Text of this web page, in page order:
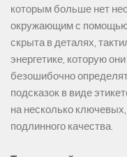
которым больше нет
окружающим с
скрыта в деталях,
энергетике, которую
безошибочно
подсказок в виде
на несколько
подлинного качества.